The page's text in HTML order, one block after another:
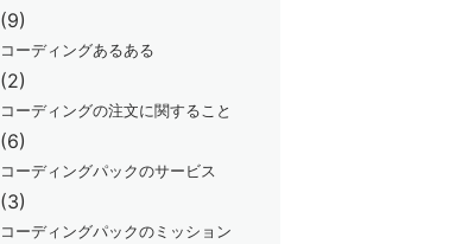
(9)
コーディングあるある
(2)
コーディングの注文に関すること
(6)
コーディングパックのサービス
(3)
コーディングパックのミッション